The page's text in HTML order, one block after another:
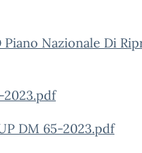
Nazionale Di
2023.pdf
DM 65-2023.pdf